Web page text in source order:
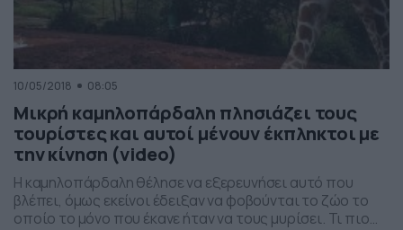
10/05/2018 08:05
Μικρή καμηλοπάρδαλη πλησιάζει τους
τουρίστες και αυτοί μένουν έκπληκτοι με
την κίνηση (video)
Η καμηλοπάρδαλη θέλησε να εξερευνήσει αυτό που
βλέπει, όμως εκείνοι έδειξαν να φοβούνται το ζώο το
οποίο το μόνο που έκανε ήταν να τους μυρίσει. Τι πιο